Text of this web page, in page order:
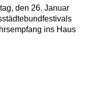
den 26. Januar
ins Haus